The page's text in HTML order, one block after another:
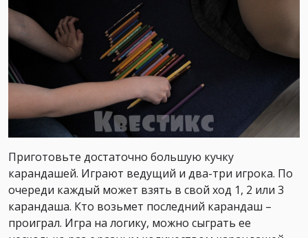
Приготовьте достаточно большую кучку
карандашей. Играют ведущий и два-три игрока. По
очереди каждый может взять в свой ход 1, 2 или 3
карандаша. Кто возьмет последний карандаш –
проиграл. Игра на логику, можно сыграть ее